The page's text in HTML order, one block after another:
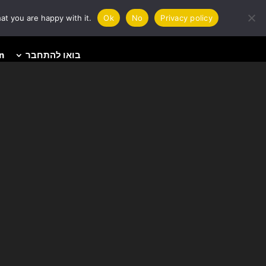
בואו להתחבר
you are happy with it. Ok No Privacy policy